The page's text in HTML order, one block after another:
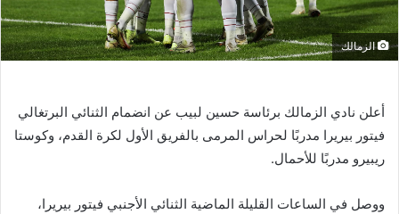
الزمالك
أعلن نادي الزمالك برئاسة حسين لبيب عن انضمام الثنائي البرتغالي
فيتور بيريرا مدربًا لحراس المرمى بالفريق الأول لكرة القدم، وكوستا
ريبيرو مدربًا للأحمال.
ووصل في الساعات القليلة الماضية الثنائي الأجنبي فيتور بيريرا،